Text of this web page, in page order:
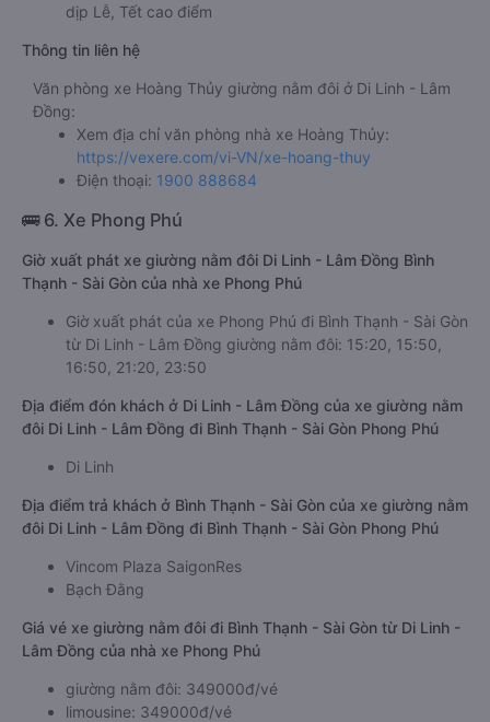
dịp Lễ, Tết cao điểm
Thông tin liên hệ
Văn phòng xe Hoàng Thủy giường nằm đôi ở Di Linh - Lâm
Đồng:
Xem địa chỉ văn phòng nhà xe Hoàng Thủy:
https://vexere.com/vi-VN/xe-hoang-thuy
Điện thoại: 1900 888684
🚌 6. Xe Phong Phú
Giờ xuất phát xe giường nằm đôi Di Linh - Lâm Đồng Bình
Thạnh - Sài Gòn của nhà xe Phong Phú
Giờ xuất phát của xe Phong Phú đi Bình Thạnh - Sài Gòn
từ Di Linh - Lâm Đồng giường nằm đôi: 15:20, 15:50,
16:50, 21:20, 23:50
Địa điểm đón khách ở Di Linh - Lâm Đồng của xe giường nằm
đôi Di Linh - Lâm Đồng đi Bình Thạnh - Sài Gòn Phong Phú
Di Linh
Địa điểm trả khách ở Bình Thạnh - Sài Gòn của xe giường nằm
đôi Di Linh - Lâm Đồng đi Bình Thạnh - Sài Gòn Phong Phú
Vincom Plaza SaigonRes
Bạch Đằng
Giá vé xe giường nằm đôi đi Bình Thạnh - Sài Gòn từ Di Linh -
Lâm Đồng của nhà xe Phong Phú
giường nằm đôi: 349000đ/vé
limousine: 349000đ/vé